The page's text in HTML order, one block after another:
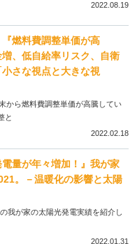
2022.08.19
『燃料費調整単価が高
、低自給率リスク、自衛
さな視点と大きな視
から燃料費調整単価が高騰してい
と
2022.02.18
電量が年々増加！』我が家
。－温暖化の影響と太陽
我が家の太陽光発電実績を紹介し
2022.01.31